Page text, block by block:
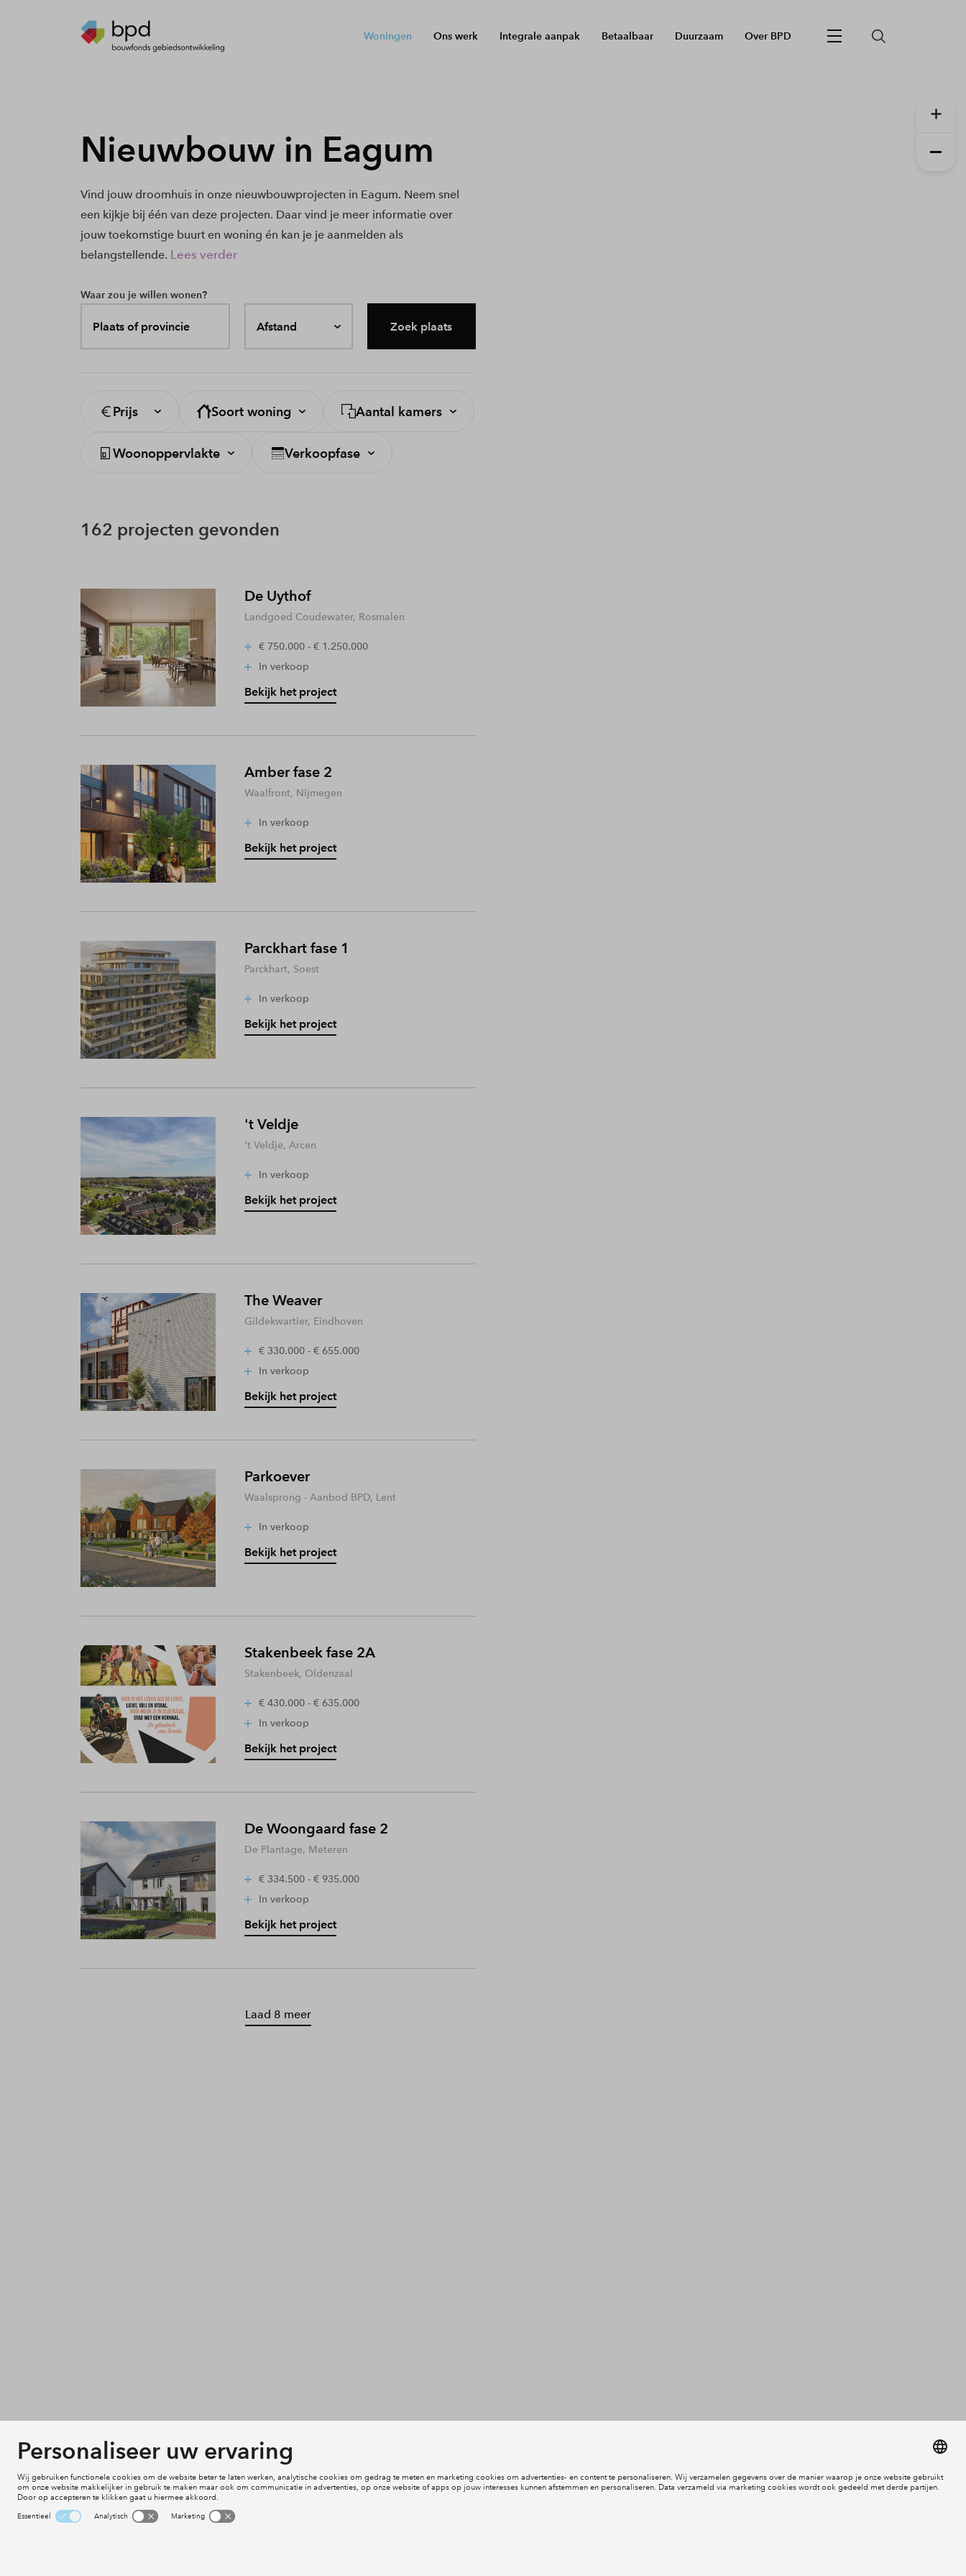
Woningen Ons werk Integrale aanpak Betaalbaar Duurzaam Over BPD
Nieuwbouw in Eagum
Vind jouw droomhuis in onze nieuwbouwprojecten in Eagum. Neem snel
een kijkje bij één van deze projecten. Daar vind je meer informatie over
jouw toekomstige buurt en woning én kan je je aanmelden als
belangstellende. Lees verder
Waar zou je willen wonen?
Plaats of provincie Afstand Zoek plaats
Prijs Soort woning Aantal kamers
Woonoppervlakte Verkoopfase
162 projecten gevonden
De Uythof
Landgoed Coudewater, Rosmalen
€ 750.000 - € 1.250.000
In verkoop
Bekijk het project
Amber fase 2
Waalfront, Nijmegen
In verkoop
Bekijk het project
Parckhart fase 1
Parckhart, Soest
In verkoop
Bekijk het project
't Veldje
't Veldje, Arcen
In verkoop
Bekijk het project
The Weaver
Gildekwartier, Eindhoven
€ 330.000 - € 655.000
In verkoop
Bekijk het project
Parkoever
Waalsprong - Aanbod BPD, Lent
In verkoop
Bekijk het project
Stakenbeek fase 2A
Stakenbeek, Oldenzaal
€ 430.000 - € 635.000
In verkoop
Bekijk het project
De Woongaard fase 2
De Plantage, Meteren
€ 334.500 - € 935.000
In verkoop
Bekijk het project
Laad 8 meer